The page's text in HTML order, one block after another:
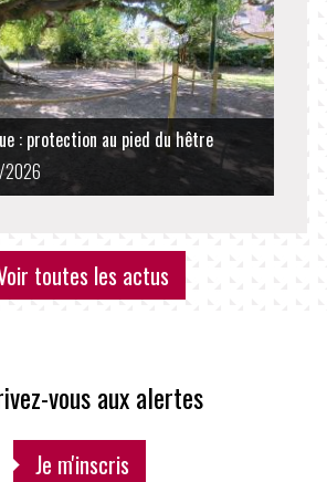
: protection au pied du hêtre
2026
toutes les actus
vous aux alertes
Je m'inscris